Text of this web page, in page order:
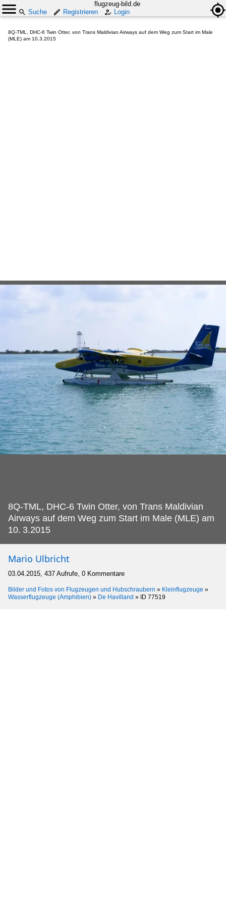
flugzeug-bild.de
Suche
Registrieren Login
8Q-TML, DHC-6 Twin Otter, von Trans Maldivian Airways auf dem Weg zum Start im Male
(MLE) am 10.3.2015
8Q-TML, DHC-6 Twin Otter, von Trans Maldivian
Airways auf dem Weg zum Start im Male (MLE) am
10. 3.2015
Mario Ulbricht
03.04.2015, 437 Aufrufe, 0 Kommentare
Bilder und Fotos von Flugzeugen und Hubschraubern » Kleinflugzeuge »
Wasserflugzeuge (Amphibien) » De Havilland » ID 77519